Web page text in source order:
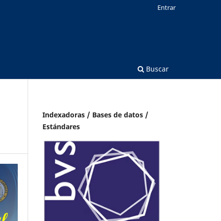
Buscar
Entrar
Indexadoras / Bases de datos /
Estándares